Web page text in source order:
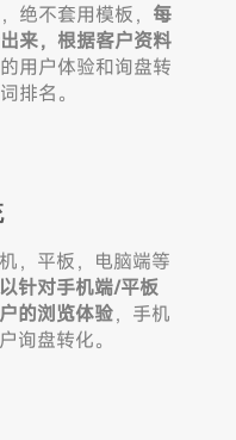
绝不套用模板， 每
来，根据客户资料
用户体验和询盘转
排名。
，平板，电脑端等
针对手机端/平板
的浏览体验，手机
询盘转化。